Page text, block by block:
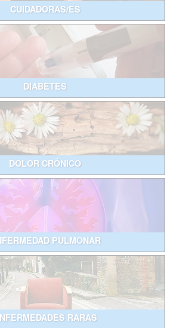
CUIDADORAS/ES
DIABETES
DOLOR CRÓNICO
PULMONAR
RARAS